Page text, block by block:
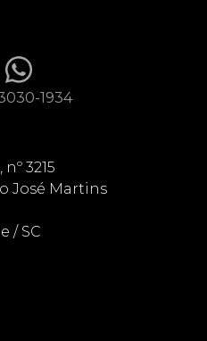
1934
3215
José Martins
/ SC